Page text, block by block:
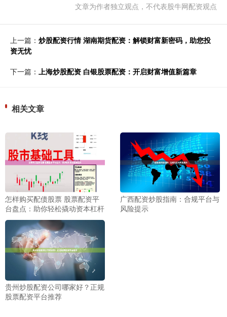
文章为作者独立观点，不代表股牛网配资观点
上一篇： 炒股配资行情 湖南期货配资：解锁财富新密码，助您投
资无忧
下一篇： 上海炒股配资 白银股票配资：开启财富增值新篇章
相关文章
怎样购买配债股票 股票配资平
台盘点：助你轻松撬动资本杠杆
广西配资炒股指南：合规平台与
风险提示
贵州炒股配资公司哪家好？正规
股票配资平台推荐